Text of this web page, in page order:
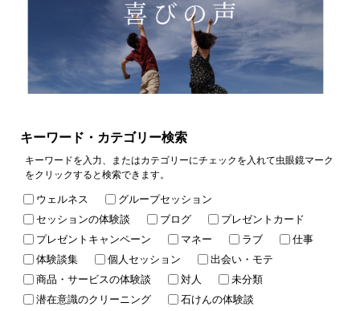
キーワード・カテゴリー検索
キーワードを入力、またはカテゴリーにチェックを入れて虫眼鏡マーク
をクリックすると検索できます。
ウェルネス
グループセッション
セッションの体験談
ブログ
プレゼントカード
プレゼントキャンペーン
マネー ラブ
仕事
体験談集
個人セッション
出会い・モテ
商品・サービスの体験談
対人
未分類
潜在意識のクリーニング
石けんの体験談